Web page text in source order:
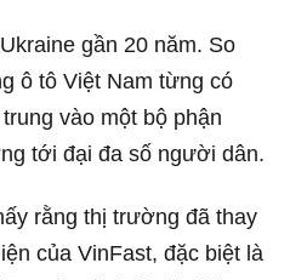
gần 20 năm. So
ô tô Việt Nam từng có
vào một bộ phận
tới đại đa số người dân.
rằng thị trường đã thay
của VinFast, đặc biệt là